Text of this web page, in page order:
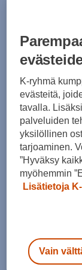
XS S
Kokotaulukko
Tarkista
Verkkokauppa:
K-ryhmä
evästeitä,
tavalla.
palveluiden
yksilöllinen
tarjoaminen.
”Hyväksy
myöhemmin
Lisätietoja
Vain